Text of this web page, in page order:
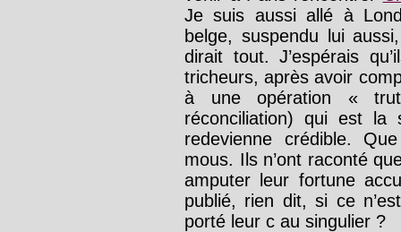
Je suis aussi allé à
belge, suspendu lui
dirait tout. J’espérais
tricheurs, après avoir
à une opération «
réconciliation) qui est la
redevienne crédible.
mous. Ils n’ont raconté
amputer leur fortune
publié, rien dit, si ce
porté leur c au singulier ?